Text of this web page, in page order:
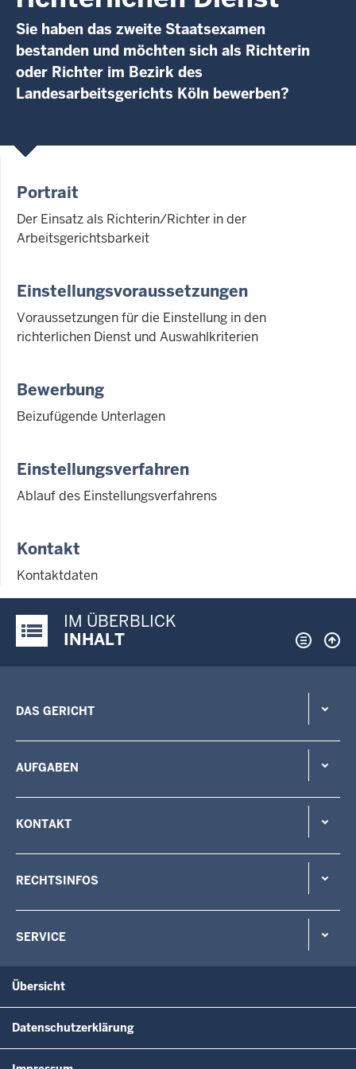
Sie haben das zweite Staatsexamen
bestanden und möchten sich als Richterin
oder Richter im Bezirk des
Landesarbeitsgerichts Köln bewerben?
Portrait
Der Einsatz als Richterin/Richter in der
Arbeitsgerichtsbarkeit
Einstellungsvoraussetzungen
Voraussetzungen für die Einstellung in den
richterlichen Dienst und Auswahlkriterien
Bewerbung
Beizufügende Unterlagen
Einstellungsverfahren
Ablauf des Einstellungsverfahrens
Kontakt
Kontaktdaten
Justiz-Portal im Überblick:
IM ÜBERBLICK
INHALT
DAS GERICHT
AUFGABEN
KONTAKT
RECHTSINFOS
SERVICE
Übersicht
Datenschutzerklärung